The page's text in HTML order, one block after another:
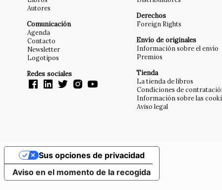
Autores
Comunicación
Agenda
Contacto
Newsletter
Logotipos
Redes sociales
Derechos
Foreign Rights
Envío de originales
Información sobre el envío
Premios
Tienda
La tienda de libros
Condiciones de
Información sobre las
Aviso legal
Aviso en el momento de la recogida
Sus opciones de privacidad